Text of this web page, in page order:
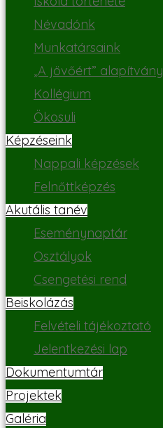
Névadónk
Munkatársaink
„A jövőért” alapítvány
Kollégium
Ökosuli
Képzéseink
Nappali képzések
Felnőttképzés
Akutális tanév
Eseménynaptár
Osztályok
Csengetési rend
Beiskolázás
Felvételi tájékoztató
Jelentkezési lap
Dokumentumtár
Projektek
Galéria